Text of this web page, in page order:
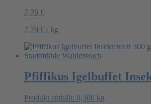
7,79 €
7,79 € / kg
Pfiffikus Igelbuffet
Produkt enthält: 0,300 kg